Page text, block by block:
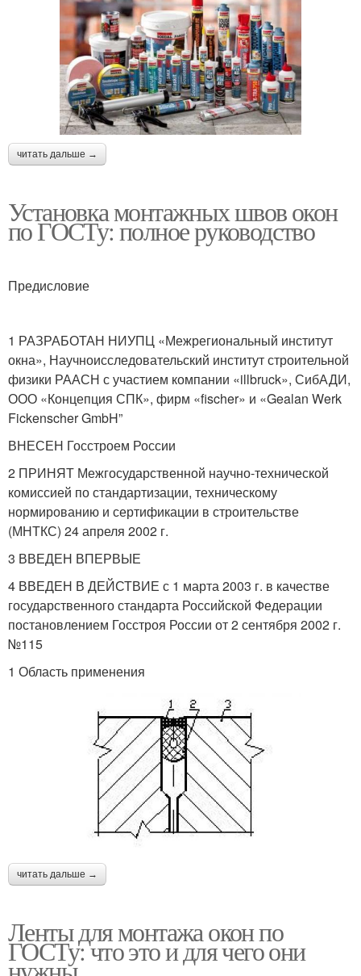
читать дальше →
Установка монтажных швов окон
по ГОСТу: полное руководство
Предисловие
1 РАЗРАБОТАН НИУПЦ «Межрегиональный институт
окна», Научноисследовательский институт строительной
физики РААСН с участием компании «illbruck», СибАДИ,
ООО «Концепция СПК», фирм «fischer» и «Gealan Werk
Fickenscher GmbH”
ВНЕСЕН Госстроем России
2 ПРИНЯТ Межгосударственной научно-технической
комиссией по стандартизации, техническому
нормированию и сертификации в строительстве
(МНТКС) 24 апреля 2002 г.
3 ВВЕДЕН ВПЕРВЫЕ
4 ВВЕДЕН В ДЕЙСТВИЕ с 1 марта 2003 г. в качестве
государственного стандарта Российской Федерации
постановлением Госстроя России от 2 сентября 2002 г.
№115
1 Область применения
читать дальше →
Ленты для монтажа окон по
ГОСТу: что это и для чего они